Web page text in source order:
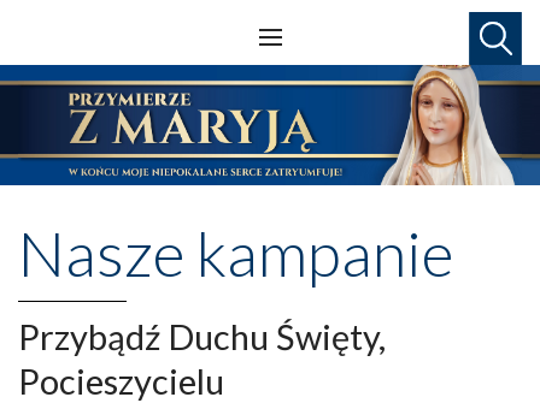
Nasze kampanie
Przybądź Duchu Święty,
Pocieszycielu